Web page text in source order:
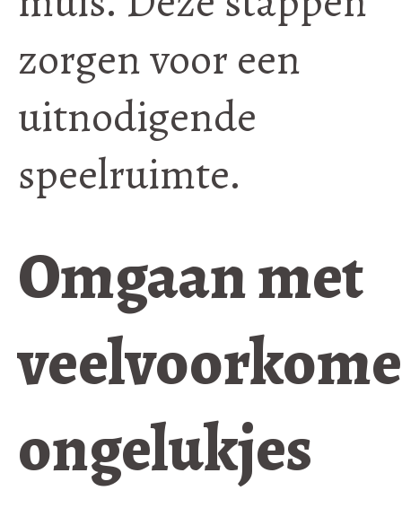
zorgen voor een
uitnodigende
speelruimte.
Omgaan met
ongelukjes